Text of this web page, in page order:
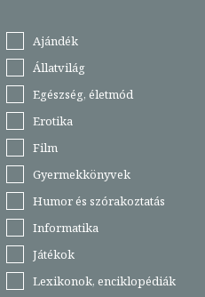
Ajándék
Állatvilág
Egészség, életmód
Erotika
Film
Gyermekkönyvek
Humor és szórakoztatás
Informatika
Játékok
Lexikonok, enciklopédiák